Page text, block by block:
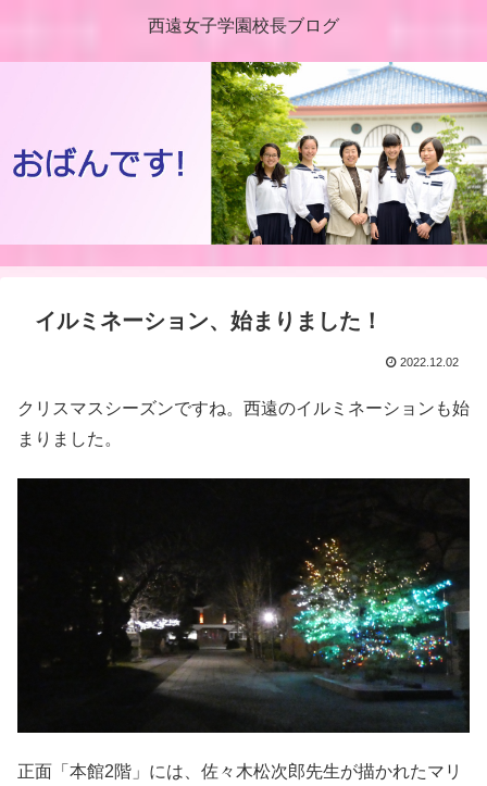
西遠女子学園校長ブログ
イルミネーション、始まりました！
2022.12.02
クリスマスシーズンですね。西遠のイルミネーションも始
まりました。
正面「本館2階」には、佐々木松次郎先生が描かれたマリ